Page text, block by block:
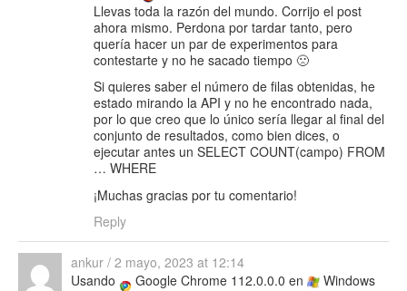
Llevas toda la razón del mundo. Corrijo el post
ahora mismo. Perdona por tardar tanto, pero
quería hacer un par de experimentos para
contestarte y no he sacado tiempo 🙁
Si quieres saber el número de filas obtenidas, he
estado mirando la API y no he encontrado nada,
por lo que creo que lo único sería llegar al final del
conjunto de resultados, como bien dices, o
ejecutar antes un SELECT COUNT(campo) FROM
… WHERE
¡Muchas gracias por tu comentario!
Reply
ankur / 2 mayo, 2023 at 12:14
Usando
Google Chrome 112.0.0.0 en
Windows